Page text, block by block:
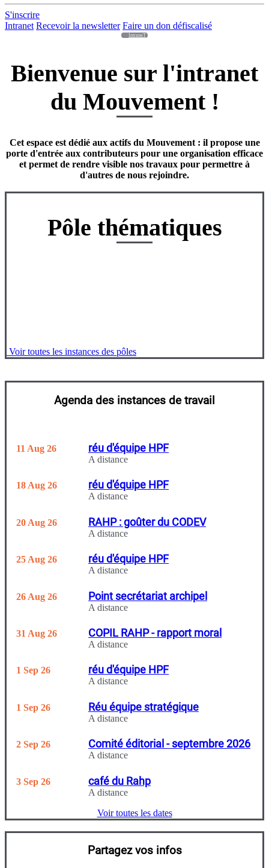
S'inscrire
Intranet Recevoir la newsletter Faire un don défiscalisé
IntraneT
Bienvenue sur l'intranet
du Mouvement !
Cet espace est dédié aux actifs du Mouvement : il propose une
porte d'entrée aux contributeurs pour une organisation efficace
et permet de rendre visible nos travaux pour permettre à
d'autres de nous rejoindre.
Pôle thématiques
Voir toutes les instances des pôles
Agenda des instances de travail
11 Aug 26 réu d'équipe HPF
A distance
18 Aug 26 réu d'équipe HPF
A distance
20 Aug 26 RAHP : goûter du CODEV
A distance
25 Aug 26 réu d'équipe HPF
A distance
26 Aug 26 Point secrétariat archipel
A distance
31 Aug 26 COPIL RAHP - rapport moral
A distance
1 Sep 26 réu d'équipe HPF
A distance
1 Sep 26 Réu équipe stratégique
A distance
2 Sep 26 Comité éditorial - septembre 2026
A distance
3 Sep 26 café du Rahp
A distance
Voir toutes les dates
Partagez vos infos